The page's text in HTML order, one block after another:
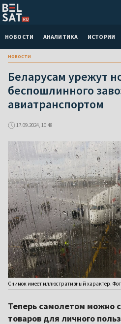
НОВОСТИ АНАЛИТИКА ИСТОРИИ
новости
Беларусам урежут
беспошлинного
авиатранспортом
17.09.2024, 10:48
Снимок имеет иллюстративный характер.
Теперь самолетом можно
товаров для личного